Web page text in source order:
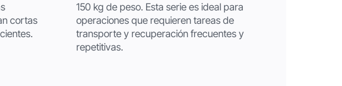
cortas
150 kg de peso. Esta serie es ideal para
operaciones que requieren tareas de
transporte y recuperación frecuentes y
repetitivas.